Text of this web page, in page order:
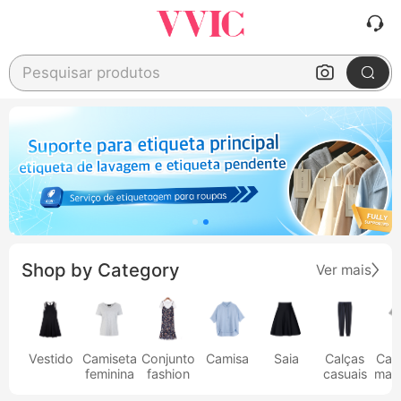
Pesquisar produtos
Shop by Category Ver mais
Vestido
Camiseta
feminina
Conjunto
fashion
Camisa Saia
Calças
casuais